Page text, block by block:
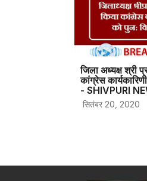
जिला अध्यक्ष श्री
कांग्रेस
- SHIVPURI
सितंबर 20, 2020